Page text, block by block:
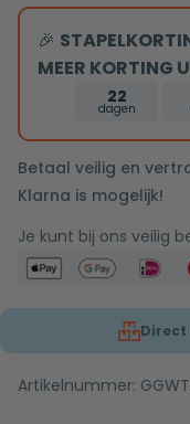
zwart
rond
🎉
MEER KORTING
22
dagen
Betaal veilig en
Klarna is mogelijk!
Je kunt bij ons veilig
Direct
Artikelnummer: